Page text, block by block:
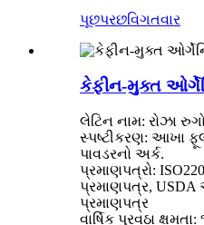
પૂછપરછવિગતવાર
કેફીન-મુક્ત
લેટિન નામ: રોઝા
સ્પષ્ટીકરણ: આખા
પાવડરનો અર્ક.
પ્રમાણપત્રો:
પ્રમાણપત્ર,
પ્રમાણપત્ર
વાર્ષિક પુરવઠા